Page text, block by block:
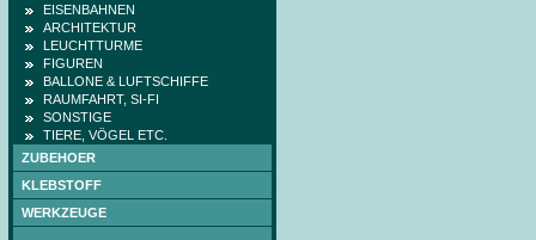
EISENBAHNEN
ARCHITEKTUR
LEUCHTTURME
FIGUREN
BALLONE & LUFTSCHIFFE
RAUMFAHRT, SI-FI
SONSTIGE
TIERE, VÖGEL ETC.
ZUBEHOER
KLEBSTOFF
WERKZEUGE